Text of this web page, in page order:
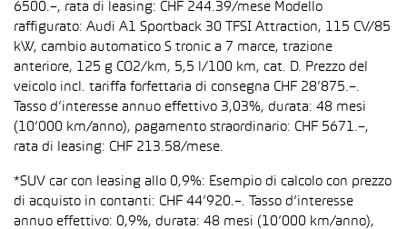
6500.–, rata di leasing: CHF 244.39/mese Modello
raffigurato: Audi A1 Sportback 30 TFSI Attraction, 115 CV/85
kW, cambio automatico S tronic a 7 marce, trazione
anteriore, 125 g CO2/km, 5,5 l/100 km, cat. D. Prezzo del
veicolo incl. tariffa forfettaria di consegna CHF 28’875.–.
Tasso d’interesse annuo effettivo 3,03%, durata: 48 mesi
(10’000 km/anno), pagamento straordinario: CHF 5671.–,
rata di leasing: CHF 213.58/mese.
*SUV car con leasing allo 0,9%: Esempio di calcolo con prezzo
di acquisto in contanti: CHF 44’920.–. Tasso d’interesse
annuo effettivo: 0,9%, durata: 48 mesi (10’000 km/anno),